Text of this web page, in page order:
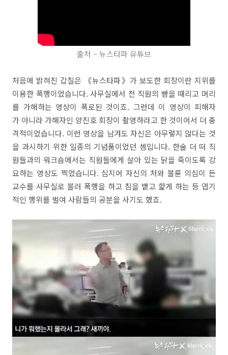
출처 – 뉴스타파 유튜브
처음에 밝혀진 갑질은 《뉴스타파》가 보도한 회장이란 지위를
이용한 폭행이었습니다. 사무실에서 전 직원의 뺨을 때리고 머리
를 가해하는 영상이 폭로된 것이죠. 그런데 이 영상이 피해자
가 아니라 가해자인 양진호 회장이 촬영하라고 한 것이어서 더 충
격적이었습니다. 이런 영상을 남겨도 자신은 아무렇지 않다는 것
을 과시하기 위한 일종의 기념품이었던 셈입니다. 한술 더 떠 직
원들과의 워크숍에서는 직원들에게 살아 있는 닭을 죽이도록 강
요하는 영상도 찍었습니다. 심지어 자신의 처와 불륜 의심이 든
교수를 사무실로 불러 폭행을 하고 침을 뱉고 핥게 하는 등 엽기
적인 행위를 벌여 사람들의 공분을 사기도 했죠.